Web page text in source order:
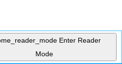
Enter Reader
Mode